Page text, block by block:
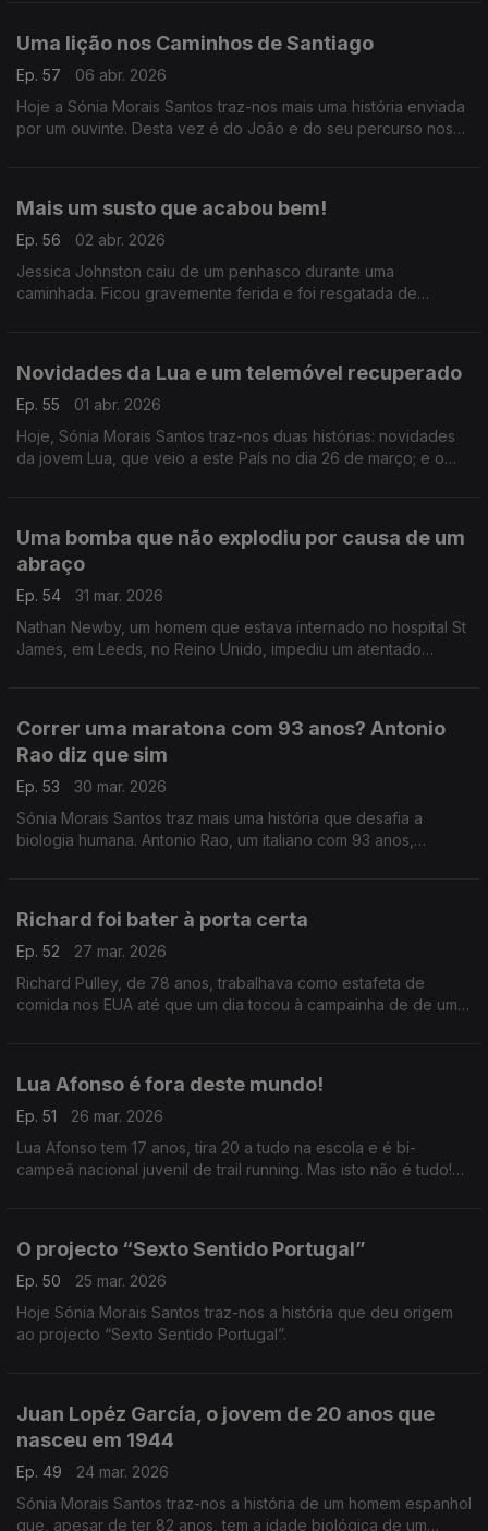
Uma lição nos Caminhos de Santiago
Ep. 57
06 abr. 2026
Hoje a Sónia Morais Santos traz-nos mais uma história enviada
por um ouvinte. Desta vez é do João e do seu percurso nos
Mais um susto que acabou bem!
Ep. 56
02 abr. 2026
Jessica Johnston caiu de um penhasco durante uma
caminhada. Ficou gravemente ferida e foi resgatada de
Novidades da Lua e um telemóvel recuperado
Ep. 55
01 abr. 2026
Hoje, Sónia Morais Santos traz-nos duas histórias: novidades
da jovem Lua, que veio a este País no dia 26 de março; e o
Uma bomba que não explodiu por causa de um
abraço
Ep. 54
31 mar. 2026
Nathan Newby, um homem que estava internado no hospital St
James, em Leeds, no Reino Unido, impediu um atentado
Correr uma maratona com 93 anos? Antonio
Rao diz que sim
Ep. 53
30 mar. 2026
Sónia Morais Santos traz mais uma história que desafia a
biologia humana. Antonio Rao, um italiano com 93 anos,
Richard foi bater à porta certa
Ep. 52
27 mar. 2026
Richard Pulley, de 78 anos, trabalhava como estafeta de
comida nos EUA até que um dia tocou à campainha de de uma
Lua Afonso é fora deste mundo!
Ep. 51
26 mar. 2026
Lua Afonso tem 17 anos, tira 20 a tudo na escola e é bi-
campeã nacional juvenil de trail running. Mas isto não é tudo!
O projecto “Sexto Sentido Portugal”
Ep. 50
25 mar. 2026
Hoje Sónia Morais Santos traz-nos a história que deu origem
ao projecto “Sexto Sentido Portugal”.
Juan Lopéz García, o jovem de 20 anos que
nasceu em 1944
Ep. 49
24 mar. 2026
Sónia Morais Santos traz-nos a história de um homem espanhol
que, apesar de ter 82 anos, tem a idade biológica de um